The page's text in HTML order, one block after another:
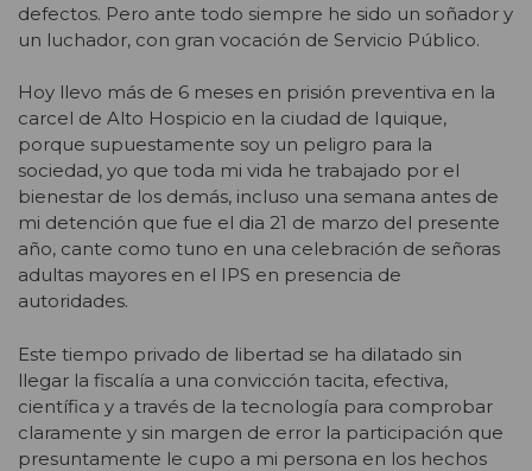
defectos. Pero ante todo siempre he sido un soñador y
un luchador, con gran vocación de Servicio Público.
Hoy llevo más de 6 meses en prisión preventiva en la
carcel de Alto Hospicio en la ciudad de Iquique,
porque supuestamente soy un peligro para la
sociedad, yo que toda mi vida he trabajado por el
bienestar de los demás, incluso una semana antes de
mi detención que fue el dia 21 de marzo del presente
año, cante como tuno en una celebración de señoras
adultas mayores en el IPS en presencia de
autoridades.
Este tiempo privado de libertad se ha dilatado sin
llegar la fiscalía a una convicción tacita, efectiva,
científica y a través de la tecnología para comprobar
claramente y sin margen de error la participación que
presuntamente le cupo a mi persona en los hechos